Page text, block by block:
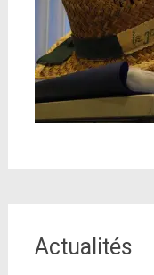
Actualités